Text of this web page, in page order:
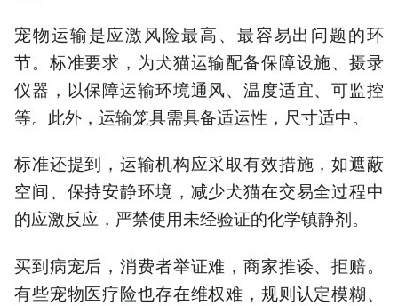
宠物运输是应激风险最高、最容易出问题的环
节。标准要求，为犬猫运输配备保障设施、摄录
仪器，以保障运输环境通风、温度适宜、可监控
等。此外，运输笼具需具备适运性，尺寸适中。
标准还提到，运输机构应采取有效措施，如遮蔽
空间、保持安静环境，减少犬猫在交易全过程中
的应激反应，严禁使用未经验证的化学镇静剂。
买到病宠后，消费者举证难，商家推诿、拒赔。
有些宠物医疗险也存在维权难，规则认定模糊、